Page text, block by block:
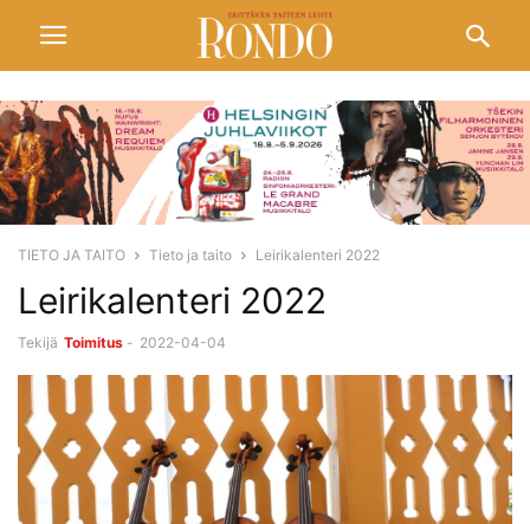
TIETO JA TAITO Tieto ja taito Leirikalenteri 2022
Leirikalenteri 2022
Tekijä Toimitus - 2022-04-04